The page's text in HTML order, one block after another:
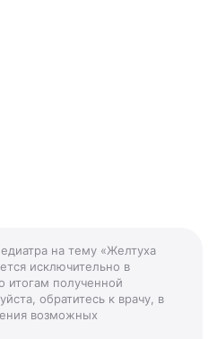
на тему «Желтуха
исключительно в
итогам полученной
обратитесь к врачу, в
возможных